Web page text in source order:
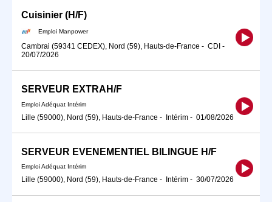
Cuisinier (H/F)
Emploi Manpower
Cambrai (59341 CEDEX), Nord (59), Hauts-de-France - CDI -
20/07/2026
SERVEUR EXTRAH/F
Emploi Adéquat Intérim
Lille (59000), Nord (59), Hauts-de-France - Intérim - 01/08/2026
SERVEUR EVENEMENTIEL BILINGUE H/F
Emploi Adéquat Intérim
Lille (59000), Nord (59), Hauts-de-France - Intérim - 30/07/2026